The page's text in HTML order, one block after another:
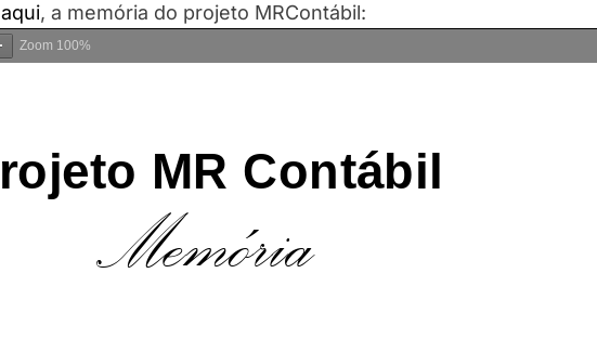
aqui, a memória do projeto MRContábil:
Zoom 100%